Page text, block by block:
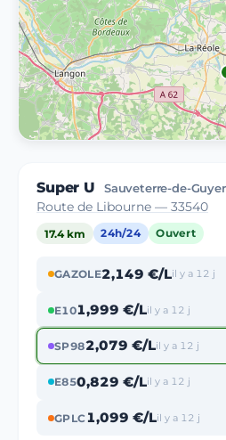
Super U Sauveterre-de-
Route de Libourne — 33540
17.4 km 24h/24 Ouvert
GAZOLE2,149 €/Lil y a 12 j
E101,999 €/Lil y a 12 j
SP982,079 €/Lil y a 12 j
E850,829 €/Lil y a 12 j
GPLC1,099 €/Lil y a 12 j